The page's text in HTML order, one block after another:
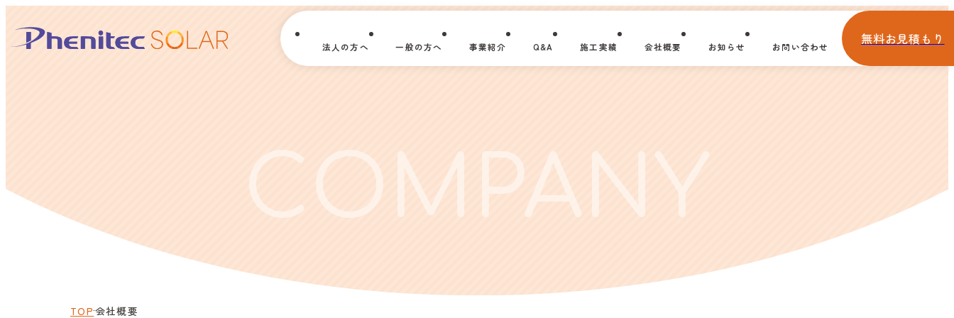
法人の方へ 一般の方へ 事業紹介 Q&A 施工実績 会社概要 お知らせ お問い合わせ 無料お見積もり
会社概要
COMPANY
TOP会社概要